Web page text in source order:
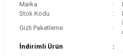
Marka
Stok Kodu
Gizli Paketleme
İndirimli Ürün